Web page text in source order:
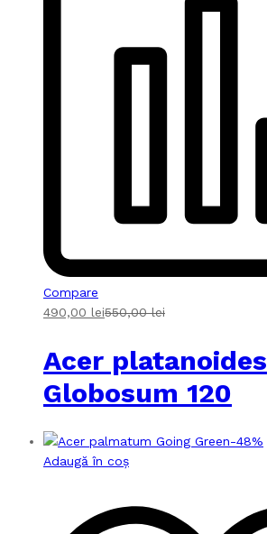
Compare
490,00 lei550,00lei
Acer platanoides
Globosum 120
-48%
Adaugă în coș